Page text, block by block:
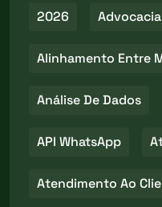
2026 Advocacia
Alinhamento Entre
Análise De Dados
API WhatsApp
Atendimento Ao